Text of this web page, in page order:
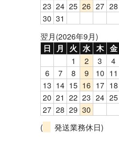
23 24 25 26 27 28
30 31
翌月(2026年9月)
日 月 火 水 木 金
1 2 3 4
6
7 8 9 10 11
13 14 15 16 17 18
20 21 22 23 24 25
27 28 29 30
(
発送業務休日)